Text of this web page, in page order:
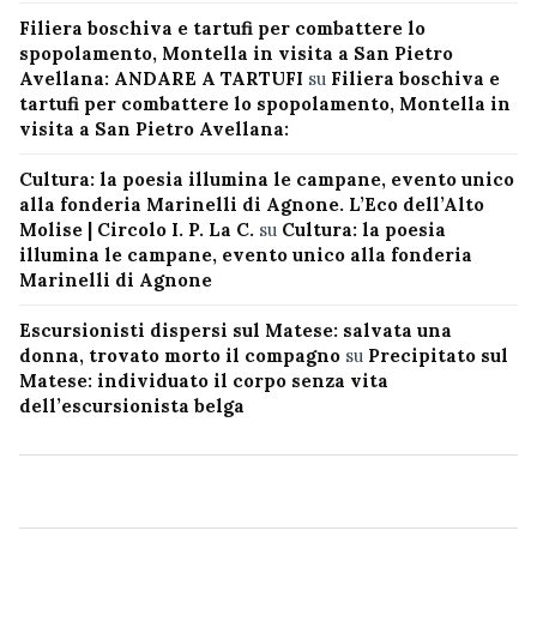
Filiera boschiva e tartufi per combattere lo
spopolamento, Montella in visita a San Pietro
Avellana: ANDARE A TARTUFI su Filiera boschiva e
tartufi per combattere lo spopolamento, Montella in
visita a San Pietro Avellana:
Cultura: la poesia illumina le campane, evento unico
alla fonderia Marinelli di Agnone. L’Eco dell’Alto
Molise | Circolo I. P. La C. su Cultura: la poesia
illumina le campane, evento unico alla fonderia
Marinelli di Agnone
Escursionisti dispersi sul Matese: salvata una
donna, trovato morto il compagno su Precipitato sul
Matese: individuato il corpo senza vita
dell’escursionista belga